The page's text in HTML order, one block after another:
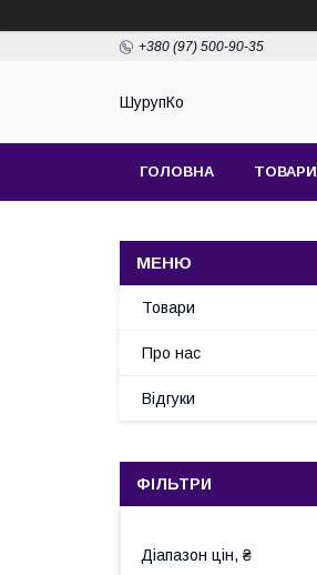
+380 (97) 500-90-35
ШурупКо
ГОЛОВНА ТОВАРИ
Товари
Про нас
Відгуки
ФІЛЬТРИ
Діапазон цін, ₴